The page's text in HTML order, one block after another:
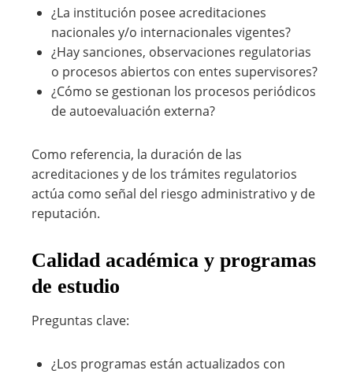
¿La institución posee acreditaciones
nacionales y/o internacionales vigentes?
¿Hay sanciones, observaciones regulatorias
o procesos abiertos con entes supervisores?
¿Cómo se gestionan los procesos periódicos
de autoevaluación externa?
Como referencia, la duración de las
acreditaciones y de los trámites regulatorios
actúa como señal del riesgo administrativo y de
reputación.
Calidad académica y programas
de estudio
Preguntas clave:
¿Los programas están actualizados con